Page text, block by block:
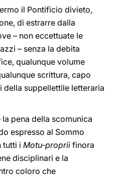
il Pontificio divieto,
di estrarre dalla
– non eccettuate le
– senza la debita
qualunque volume
scrittura, capo
della suppellettile letteraria
pena della scomunica
espresso al Sommo
tutti i Motu-proprii finora
disciplinari e la
coloro che